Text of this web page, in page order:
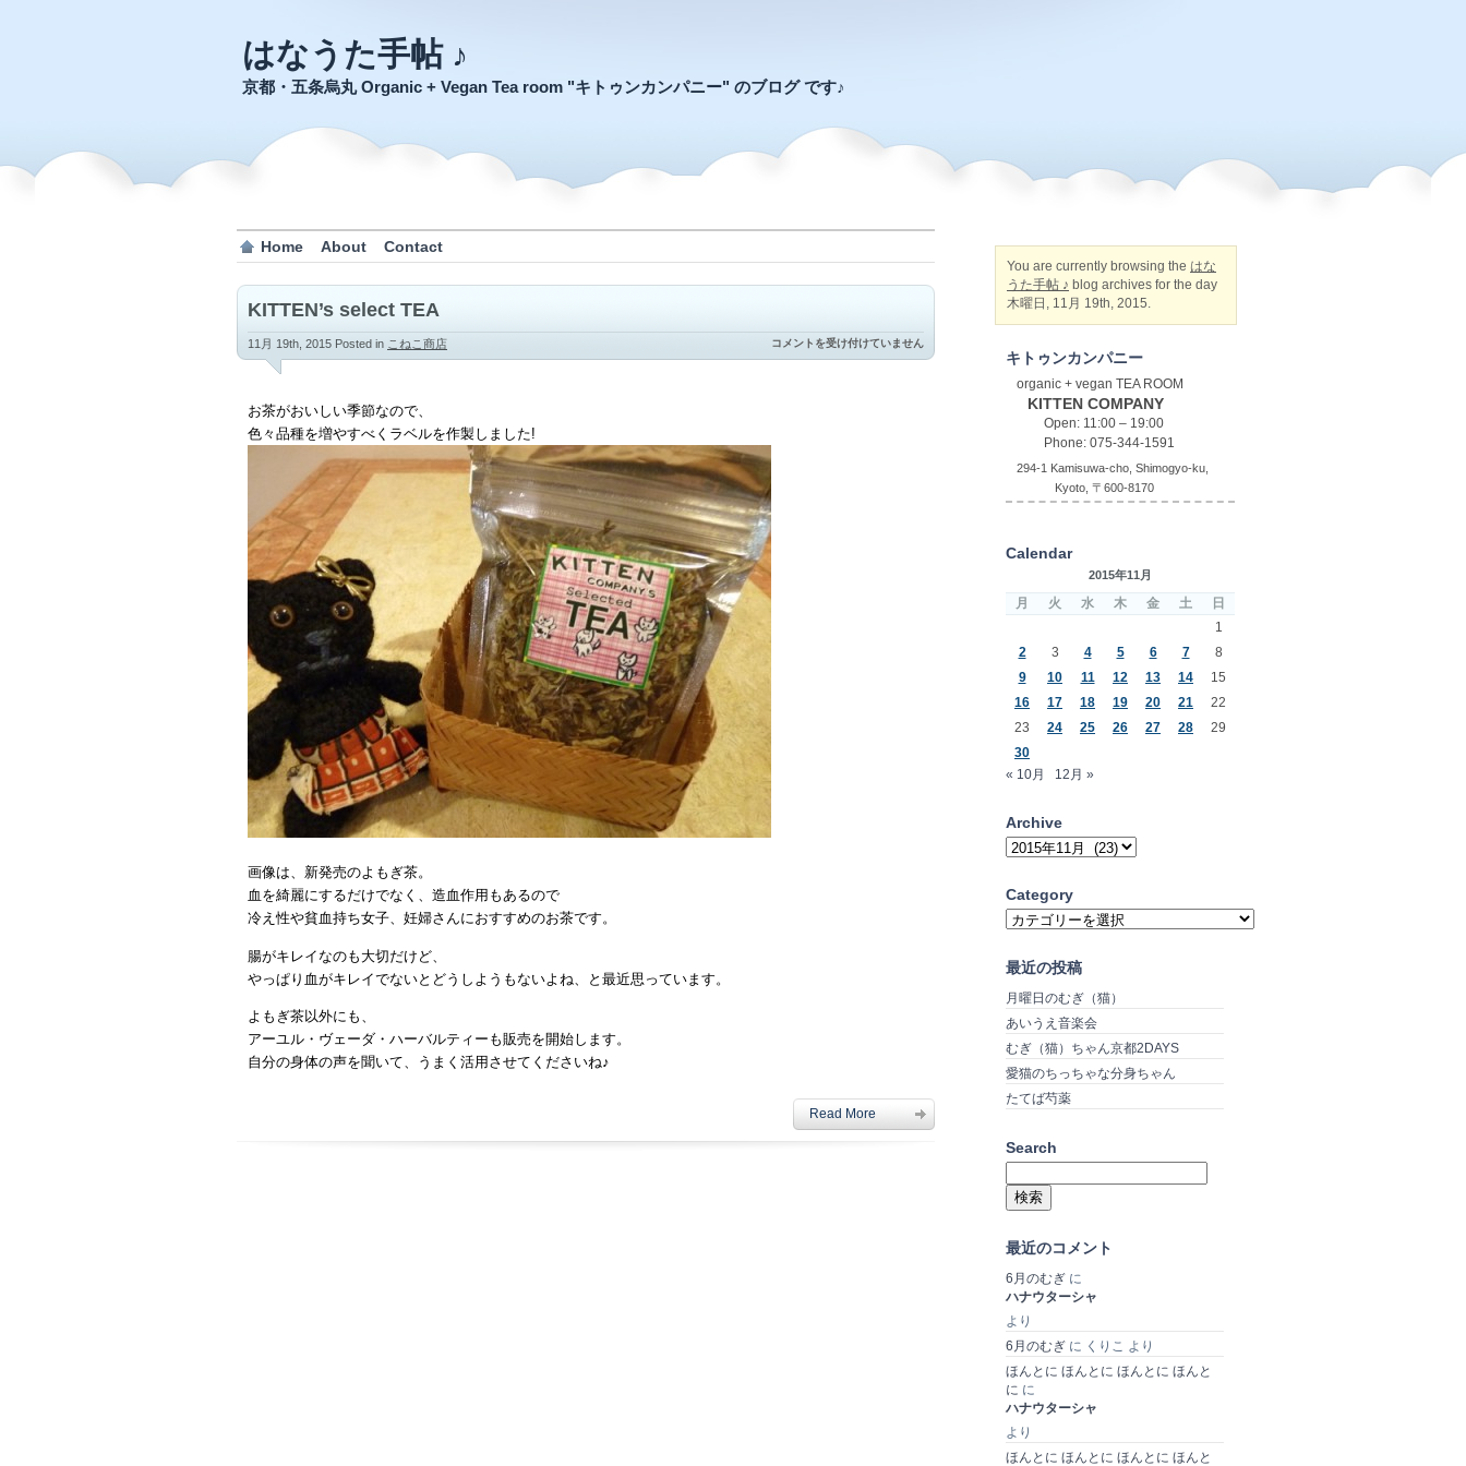
はなうた手帖 ♪
京都・五条烏丸 Organic + Vegan Tea room "キトゥンカンパニー" のブログ です♪
Home About Contact
KITTEN’s select TEA
11月 19th, 2015 Posted in こねこ商店
KITTEN’s
コメントを受け付けていません
お茶がおいしい季節なので、
色々品種を増やすべくラベルを作製しました!
画像は、新発売のよもぎ茶。
血を綺麗にするだけでなく、造血作用もあるので
冷え性や貧血持ち女子、妊婦さんにおすすめのお茶です。
腸がキレイなのも大切だけど、
やっぱり血がキレイでないとどうしようもないよね、と最近思っています。
よもぎ茶以外にも、
アーユル・ヴェーダ・ハーバルティーも販売を開始します。
自分の身体の声を聞いて、うまく活用させてくださいね♪
Read More
You are currently browsing the はな
うた手帖 ♪ blog archives for the day
木曜日, 11月 19th, 2015.
キトゥンカンパニー
organic + vegan TEA ROOM
KITTEN COMPANY
Open: 11:00 – 19:00
Phone: 075-344-1591
294-1 Kamisuwa-cho, Shimogyo-ku,
Kyoto, 〒600-8170
Calendar
2015年11月
月 火 水 木 金 土
日
1
2
3 4 5 6 7
8
9
10 11 12 13 14
15
16
17 18 19 20 21
22
23
24 25 26 27 28
29
30
« 10月
12月 »
Archive
Archive
Category
Category
最近の投稿
月曜日のむぎ（猫）
あいうえ音楽会
むぎ（猫）ちゃん京都2DAYS
愛猫のちっちゃな分身ちゃん
たてば芍薬
Search
索:
最近のコメント
6月のむぎ に
ハナウターシャ
より
6月のむぎ に くりこ より
ほんとに ほんとに ほんとに ほんと
に に
ハナウターシャ
より
ほんとに ほんとに ほんとに ほんと